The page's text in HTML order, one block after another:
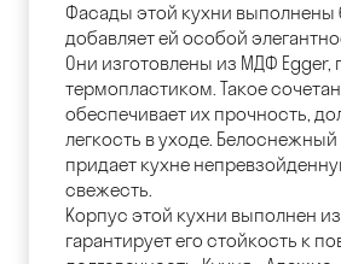
Фасады этой кухни выполнены
добавляет ей особой
Они изготовлены из МДФ Egger,
термопластиком. Такое
обеспечивает их прочность,
легкость в уходе.
придает кухне
свежесть.
Корпус этой кухни выполнен
гарантирует его стойкость к